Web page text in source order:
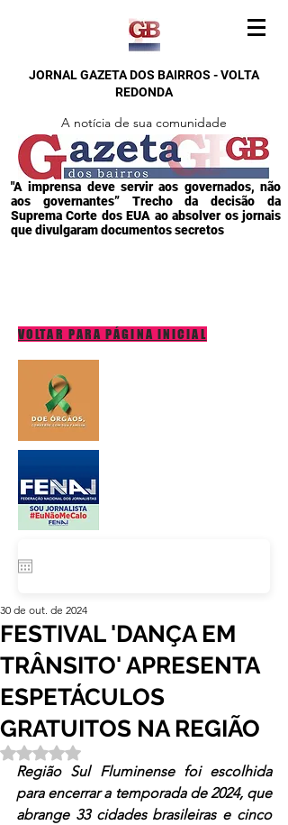
JORNAL GAZETA DOS BAIRROS - VOLTA
REDONDA
A notícia de sua comunidade
"A imprensa deve servir aos governados, não
aos governantes” Trecho da decisão da
Suprema Corte dos EUA ao absolver os jornais
que divulgaram documentos secretos
VOLTAR PARA PÁGINA INICIAL
FESTIVAL 'DANÇA EM
TRÂNSITO' APRESENTA
ESPETÁCULOS
GRATUITOS NA REGIÃO
30 de out. de 2024
Avaliado com NaN de 5 estrelas.
Região Sul Fluminense foi escolhida
para encerrar a temporada de 2024, que
abrange 33 cidades brasileiras e cinco